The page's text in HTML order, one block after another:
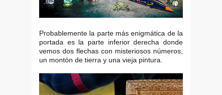
Probablemente la parte más enigmática de la
portada es la parte inferior derecha donde
vemos dos flechas con misteriosos números,
un montón de tierra y una vieja pintura.